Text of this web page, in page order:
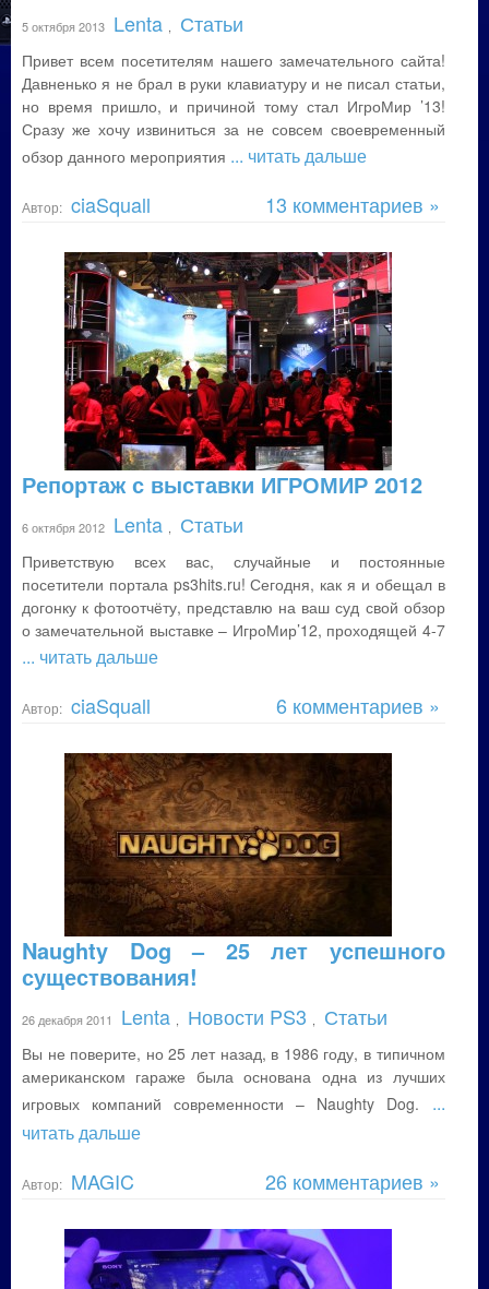
5 октября 2013 Lenta Статьи
Привет всем посетителям нашего замечательного сайта!
Давненько я не брал в руки клавиатуру и не писал статьи,
но время пришло, и причиной тому стал ИгроМир ’13!
Сразу же хочу извиниться за не совсем своевременный
обзор данного мероприятия ... читать дальше
Автор: ciaSquall 13 комментариев »
Репортаж с выставки ИГРОМИР 2012
6 октября 2012 Lenta Статьи
Приветствую всех вас, случайные и постоянные
посетители портала ps3hits.ru! Сегодня, как я и обещал в
догонку к фотоотчёту, представлю на ваш суд свой обзор
о замечательной выставке – ИгроМир’12, проходящей 4-7
... читать дальше
Автор: ciaSquall 6 комментариев »
Naughty Dog – 25 лет успешного
существования!
26 декабря 2011 Lenta Новости PS3 Статьи
Вы не поверите, но 25 лет назад, в 1986 году, в типичном
американском гараже была основана одна из лучших
игровых компаний современности – Naughty Dog. ...
читать дальше
Автор: MAGIC 26 комментариев »